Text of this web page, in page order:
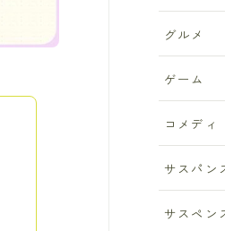
グルメ
ゲーム
コメディ
サスパン
サスペン